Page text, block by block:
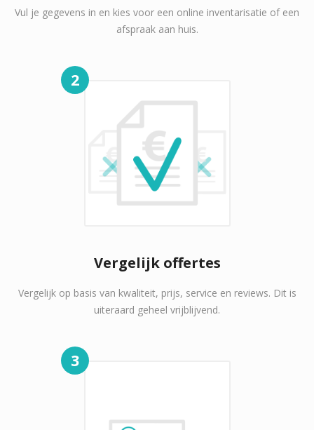
Vul je gegevens in en kies voor een online inventarisatie of een
afspraak aan huis.
2
Vergelijk offertes
Vergelijk op basis van kwaliteit, prijs, service en reviews. Dit is
uiteraard geheel vrijblijvend.
3